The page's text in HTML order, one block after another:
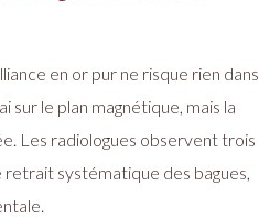
en or pur ne risque rien dans
sur le plan magnétique, mais la
Les radiologues observent trois
systématique des bagues,